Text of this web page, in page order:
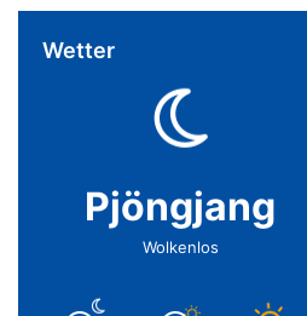
Wetter
Pjöngjang
Wolkenlos